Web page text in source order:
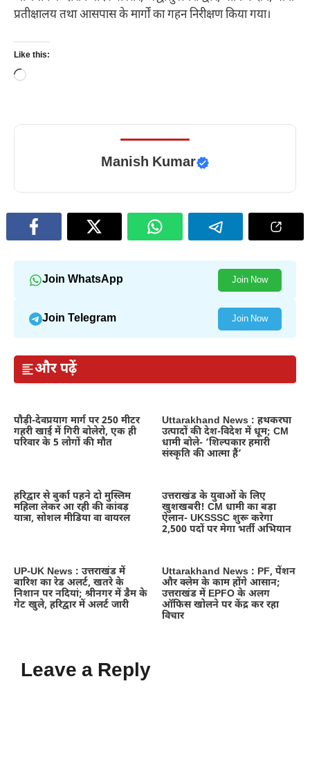
प्रतीक्षालय तथा आसपास के मार्गों का गहन निरीक्षण किया गया।
Like this:
Loading…
Manish Kumar
Join WhatsApp Join Now
Join Telegram Join Now
और पढ़ें
पौड़ी-देवप्रयाग मार्ग पर 250 मीटर
गहरी खाई में गिरी बोलेरो, एक ही
परिवार के 5 लोगों की मौत
Uttarakhand News : हथकरघा
उत्पादों की देश-विदेश में धूम; CM
धामी बोले- ‘शिल्पकार हमारी
संस्कृति की आत्मा हैं’
हरिद्वार से बुर्का पहने दो मुस्लिम
महिला लेकर आ रही की कांवड़
यात्रा, सोशल मीडिया वा वायरल
उत्तराखंड के युवाओं के लिए
खुशखबरी! CM धामी का बड़ा
ऐलान- UKSSSC शुरू करेगा
2,500 पदों पर मेगा भर्ती अभियान
UP-UK News : उत्तराखंड में
बारिश का रेड अलर्ट, खतरे के
निशान पर नदियां; श्रीनगर में डैम के
गेट खुले, हरिद्वार में अलर्ट जारी
Uttarakhand News : PF, पेंशन
और क्लेम के काम होंगे आसान;
उत्तराखंड में EPFO के अलग
ऑफिस खोलने पर केंद्र कर रहा
विचार
Leave a Reply